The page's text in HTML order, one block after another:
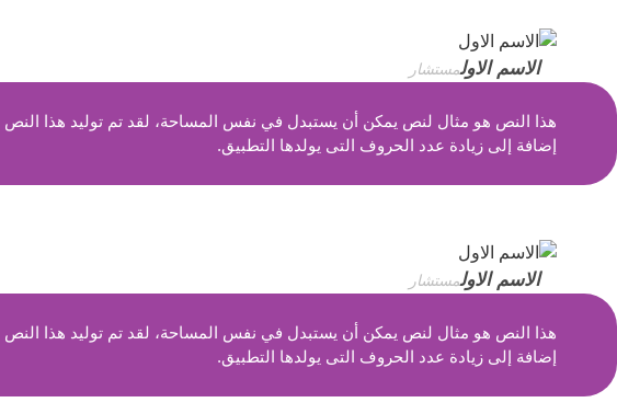
الاسم الاولمستشار
هذا النص هو مثال لنص يمكن أن يستبدل في نفس المساحة، لقد تم توليد هذا
إضافة إلى زيادة عدد الحروف التى يولدها التطبيق.
الاسم الاولمستشار
هذا النص هو مثال لنص يمكن أن يستبدل في نفس المساحة، لقد تم توليد هذا
إضافة إلى زيادة عدد الحروف التى يولدها التطبيق.